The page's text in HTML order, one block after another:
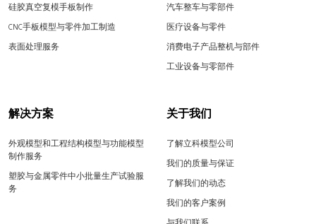
硅胶真空复模手板制作
CNC手板模型与零件加工制造
表面处理服务
汽车整车与零部件
医疗设备与零件
消费电子产品整机与部件
工业设备与零部件
解决方案
外观模型和工程结构模型与功能模型
制作服务
塑胶与金属零件中小批量生产试验服
务
关于我们
了解立科模型公司
我们的质量与保证
了解我们的动态
我们的客户案例